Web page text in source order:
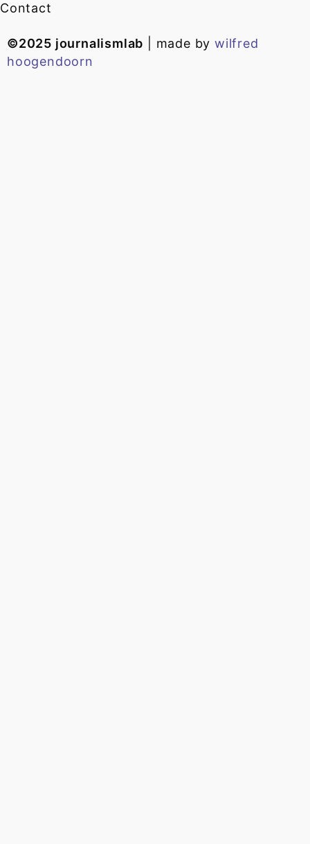
Contact
©2025 journalismlab | made bywilfred
hoogendoorn